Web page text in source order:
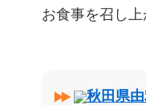
お食事を召し
秋田県